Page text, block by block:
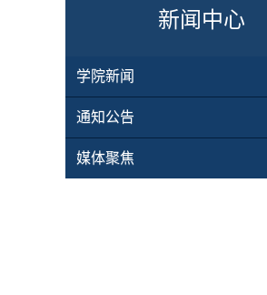
新闻中心
学院新闻
通知公告
媒体聚焦